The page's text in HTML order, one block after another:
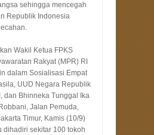
sehingga mencegah
Republik Indonesia
Wakil Ketua FPKS
Rakyat (MPR) RI
dalam Sosialisasi Empat
UUD Negara Republik
dan Bhinneka Tunggal Ika
Jalan Pemuda,
Timur, Kamis (10/9)
dihadiri sekitar 100 tokoh